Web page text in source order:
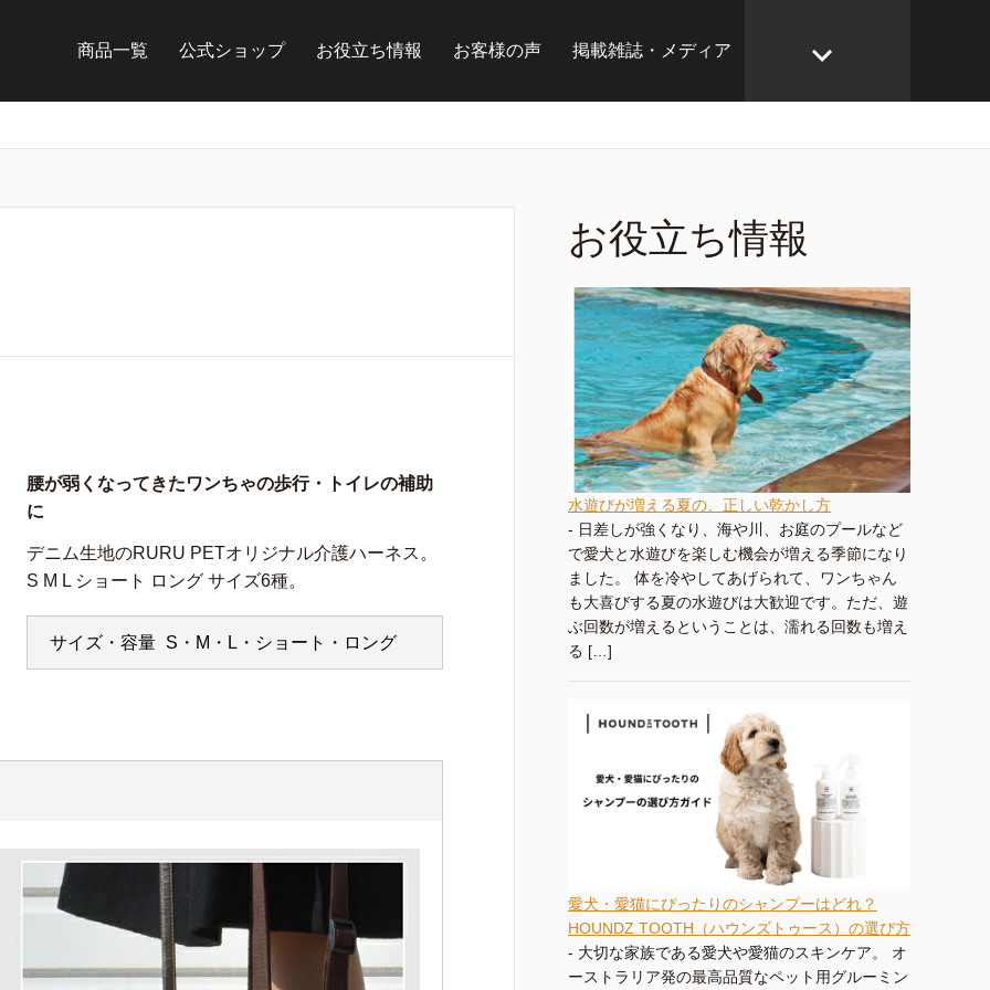
商品一覧 公式ショップ お役立ち情報 お客様の声 掲載雑誌・メディア
腰が弱くなってきたワンちゃの歩行・トイレの補助
に
デニム生地のRURU PETオリジナル介護ハーネス。
S M L ショート ロング サイズ6種。
サイズ・容量 S・M・L・ショート・ロング
お役立ち情報
水遊びが増える夏の、正しい乾かし方
- 日差しが強くなり、海や川、お庭のプールなど
で愛犬と水遊びを楽しむ機会が増える季節になり
ました。 体を冷やしてあげられて、ワンちゃん
も大喜びする夏の水遊びは大歓迎です。ただ、遊
ぶ回数が増えるということは、濡れる回数も増え
る […]
愛犬・愛猫にぴったりのシャンプーはどれ？
HOUNDZ TOOTH（ハウンズトゥース）の選び方
- 大切な家族である愛犬や愛猫のスキンケア。 オ
ーストラリア発の最高品質なペット用グルーミン